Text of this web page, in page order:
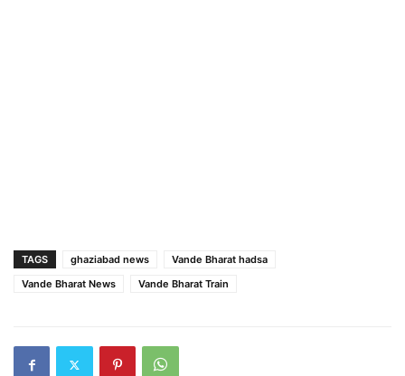
TAGS ghaziabad news
Vande Bharat hadsa
Vande Bharat News
Vande Bharat Train